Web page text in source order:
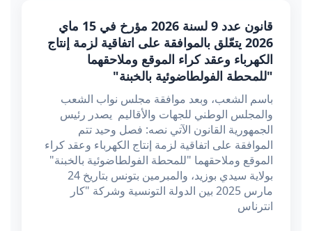
قانون عدد 9 لسنة 2026 مؤرخ في 15 ماي
2026 يتعّلق بالموافقة على اتفاقية لزمة إنتاج
الكهرباء وعقد كراء الموقع وملاحقهما
"للمحطة الفولطاضوئية بالخبنة"
باسم الشعب، وبعد موافقة مجلس نواب الشعب
والمجلس الوطني للجهات والأقاليم يصدر رئيس
الجمهورية القانون الآتي نصه: فصل وحيد تتم
الموافقة على اتفاقية لزمة إنتاج الكهرباء وعقد كراء
الموقع وملاحقهما "للمحطة الفولطاضوئية بالخبنة"
بولاية سيدي بوزيد، والمبرمين بتونس بتاريخ 24
مارس 2025 بين الدولة التونسية وشركة "كار
انترناس